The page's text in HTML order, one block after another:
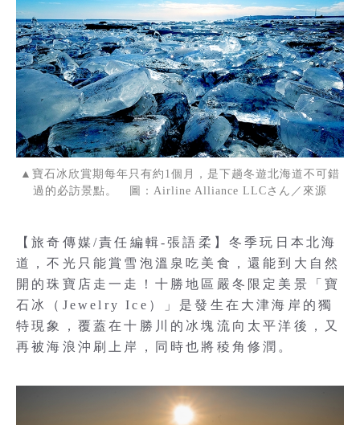
▲寶石冰欣賞期每年只有約1個月，是下趟冬遊北海道不可錯
過的必訪景點。 圖：Airline Alliance LLCさん／來源
【旅奇傳媒/責任編輯-張語柔】冬季玩日本北海
道，不光只能賞雪泡溫泉吃美食，還能到大自然
開的珠寶店走一走！十勝地區嚴冬限定美景「寶
石冰（Jewelry Ice）」是發生在大津海岸的獨
特現象，覆蓋在十勝川的冰塊流向太平洋後，又
再被海浪沖刷上岸，同時也將稜角修潤。